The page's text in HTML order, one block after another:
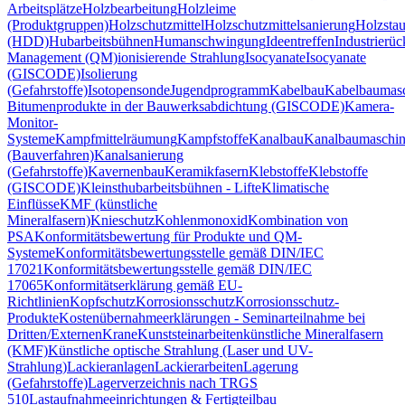
ArbeitsplätzeHolzbearbeitungHolzleime
(Produktgruppen)HolzschutzmittelHolzschutzmittelsanierung
(HDD)HubarbeitsbühnenHumanschwingungIdeentreffen
Management (QM)ionisierende StrahlungIsocyanateIsocyanate
(GISCODE)Isolierung
(Gefahrstoffe)IsotopensondeJugendprogrammKabelbau
Bitumenprodukte in der Bauwerksabdichtung (GISCODE)Kamera-
Monitor-
SystemeKampfmittelräumungKampfstoffeKanalbau
(Bauverfahren)Kanalsanierung
(Gefahrstoffe)KavernenbauKeramikfasernKlebstoffeKlebstoffe
(GISCODE)Kleinsthubarbeitsbühnen - LifteKlimatische
EinflüsseKMF (künstliche
Mineralfasern)KnieschutzKohlenmonoxidKombination von
PSAKonformitätsbewertung für Produkte und QM-
SystemeKonformitätsbewertungsstelle gemäß DIN/IEC
17021Konformitätsbewertungsstelle gemäß DIN/IEC
17065Konformitätserklärung gemäß EU-
RichtlinienKopfschutzKorrosionsschutzKorrosionsschutz-
ProdukteKostenübernahmeerklärungen - Seminarteilnahme bei
Dritten/ExternenKraneKunststeinarbeitenkünstliche Mineralfasern
(KMF)Künstliche optische Strahlung (Laser und UV-
Strahlung)LackieranlagenLackierarbeitenLagerung
(Gefahrstoffe)Lagerverzeichnis nach TRGS
510Lastaufnahmeeinrichtungen & Fertigteilbau